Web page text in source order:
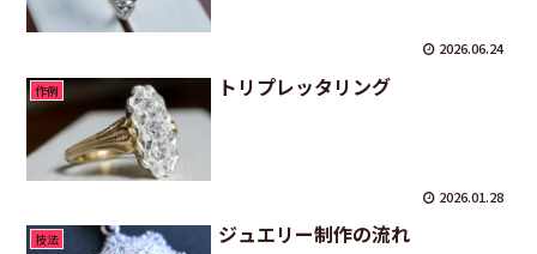
2026.06.24
作例 トリプレッタリング
2026.01.28
技法 ジュエリー制作の流れ